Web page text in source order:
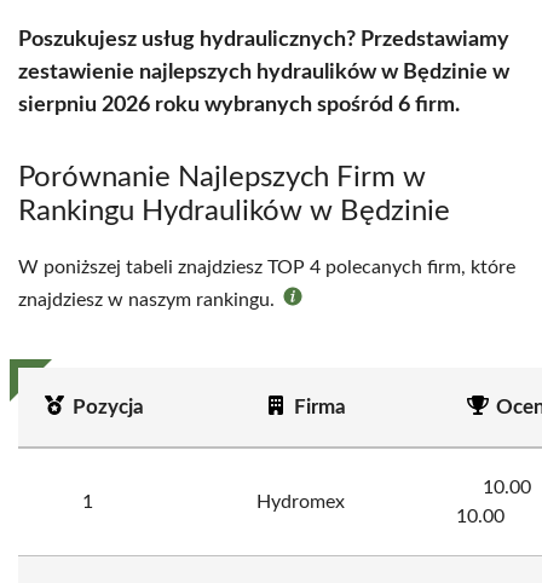
Poszukujesz usług hydraulicznych? Przedstawiamy
zestawienie najlepszych hydraulików w Będzinie w
sierpniu 2026 roku wybranych spośród 6 firm.
Porównanie Najlepszych Firm w
Rankingu Hydraulików w Będzinie
W poniższej tabeli znajdziesz TOP 4 polecanych firm, które
znajdziesz w naszym rankingu.
Pozycja Firma
1 Hydromex
10.00
10.00